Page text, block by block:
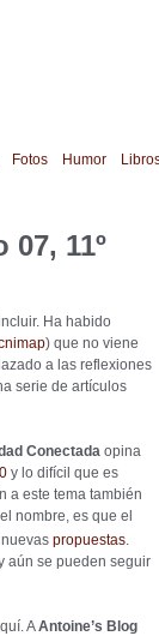
Fotos Humor
11º
Ha habido
) que no viene
a las reflexiones
serie de artículos
Conectada opina
y lo difícil que es
a este tema también
nombre, es que el
propuestas.
aún se pueden seguir
AAntoine’s Blog